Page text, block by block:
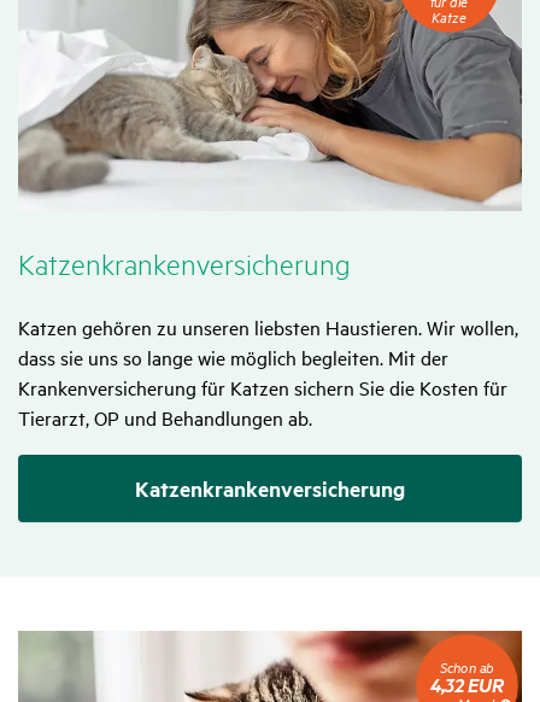
Katzen­kran­ken­ver­si­che­rung
Katzen gehören zu unseren liebsten Haustieren. Wir wollen,
dass sie uns so lange wie möglich begleiten. Mit der
Krankenversicherung für Katzen sichern Sie die Kosten für
Tierarzt, OP und Behandlungen ab.
Katzenkranken­versicherung
KatzeKatze
Schon
ab
4,32
Schon ab
4,32 EUR